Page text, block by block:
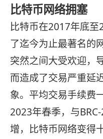
比特币网络拥塞
比特币在2017年底
了迄今为止最著名的
突然之间大受欢迎，
而造成了交易严重延
象。平均交易手续费
2023年春季，与
增，比特币网络变得